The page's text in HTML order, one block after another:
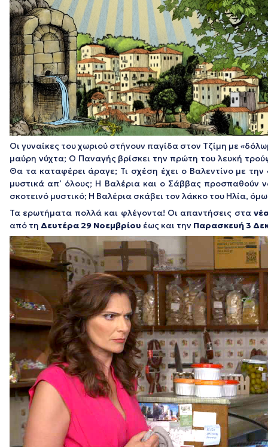
Οι γυναίκες του χωριού στήνουν παγίδα στον Τζίμη με
μαύρη νύχτα; Ο Παναγής βρίσκει την πρώτη του λευκή
Θα τα καταφέρει άραγε; Τι σχέση έχει ο Βαλεντίνο με
μυστικά απ’ όλους; Η Βαλέρια και ο Σάββας προσπαθούν
σκοτεινό μυστικό; Η Βαλέρια σκάβει τον λάκκο του Ηλία,
Τα ερωτήματα πολλά και φλέγοντα! Οι απαντήσεις στα
από τη Δευτέρα 29 Νοεμβρίου έως και την Παρασκευή 3